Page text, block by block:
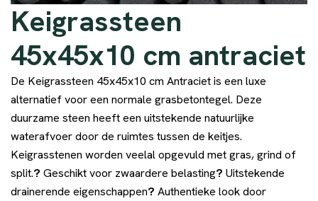
Keigrassteen
45x45x10 cm antraciet
De Keigrassteen 45x45x10 cm Antraciet is een luxe
alternatief voor een normale grasbetontegel. Deze
duurzame steen heeft een uitstekende natuurlijke
waterafvoer door de ruimtes tussen de keitjes.
Keigrasstenen worden veelal opgevuld met gras, grind of
split.? Geschikt voor zwaardere belasting? Uitstekende
drainerende eigenschappen? Authentieke look door